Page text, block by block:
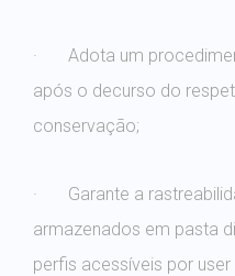
· Adota um
após o decurso do
conservação;
· Garante a
armazenados em pasta
perfis acessíveis por